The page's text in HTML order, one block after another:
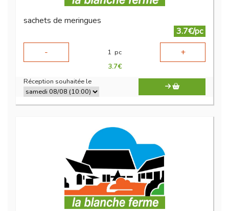
sachets de meringues
3.7€/pc
-
1 pc +
3.7€
Réception souhaitée le